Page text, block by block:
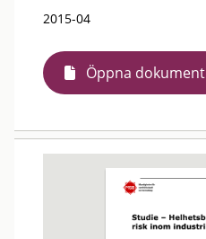
2015-04
Öppna dokument